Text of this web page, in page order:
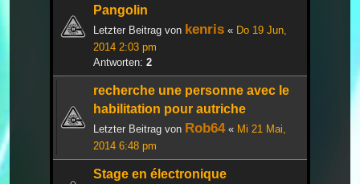
Pangolin
Letzter Beitrag von kenris « Do 19 Jun,
2014 2:03 pm
Antworten: 2
recherche une personne avec le
habilitation pour autriche
Letzter Beitrag von Rob64« Mi 21 Mai,
2014 6:48 pm
Stage en électronique